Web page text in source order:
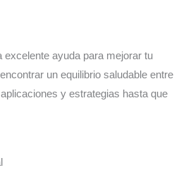
excelente ayuda para mejorar tu
un equilibrio saludable entre
y estrategias hasta que